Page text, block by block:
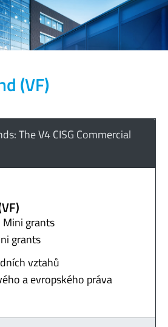
(VF)
The V4 CISG Commercial
Mini grants
grants
vztahů
a evropského práva